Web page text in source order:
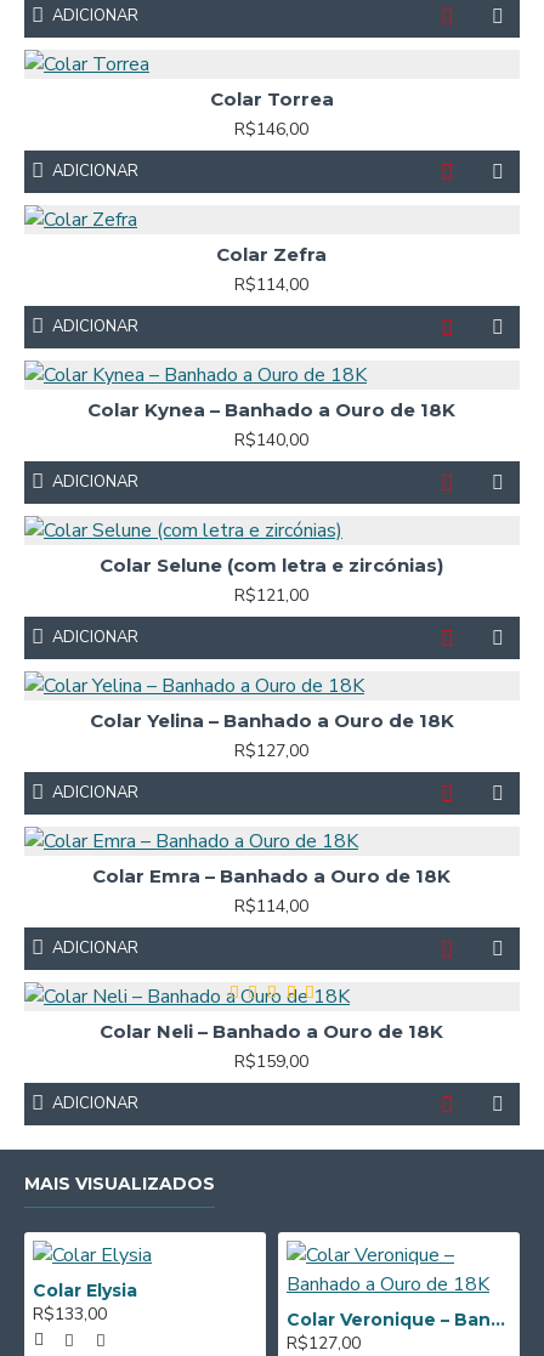
ADICIONAR
Colar Torrea
R$146,00
ADICIONAR
Colar Zefra
R$114,00
ADICIONAR
Colar Kynea – Banhado a Ouro de 18K
R$140,00
ADICIONAR
Colar Selune (com letra e zircónias)
R$121,00
ADICIONAR
Colar Yelina – Banhado a Ouro de 18K
R$127,00
ADICIONAR
Colar Emra – Banhado a Ouro de 18K
R$114,00
ADICIONAR
Colar Neli – Banhado a Ouro de 18K
R$159,00
ADICIONAR
MAIS VISUALIZADOS
Colar Elysia
R$133,00 Colar Veronique – Banhado a Ouro de 18K
R$127,00